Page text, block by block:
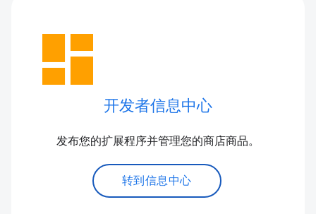
dashboard
开发者信息中心
发布您的扩展程序并管理您的商店商品。
转到信息中心